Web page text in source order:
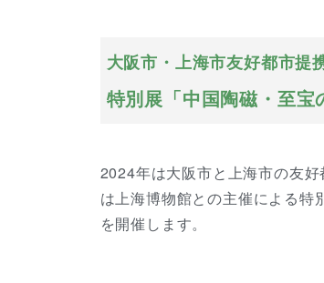
大阪市・上海市友好都市提
特別展「中国陶磁・至宝
2024年は大阪市と上海市の友
は上海博物館との主催による特
を開催します。